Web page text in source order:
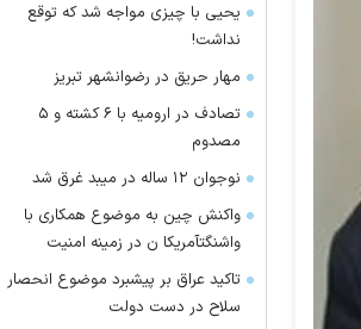
یحیی با چیزی مواجه شد که توقع
نداشت!
مهار حریق در رضوانشهر تبریز
تصادف در ارومیه با ۶ کشته و ۵
مصدوم
نوجوان ۱۲ ساله در میبد غرق شد
واکنش چین به موضوع همکاری با
واشنگتآمریکا ن در زمینه امنیت
تاکید عراق بر پیشبرد موضوع انحصار
سلاح در دست دولت